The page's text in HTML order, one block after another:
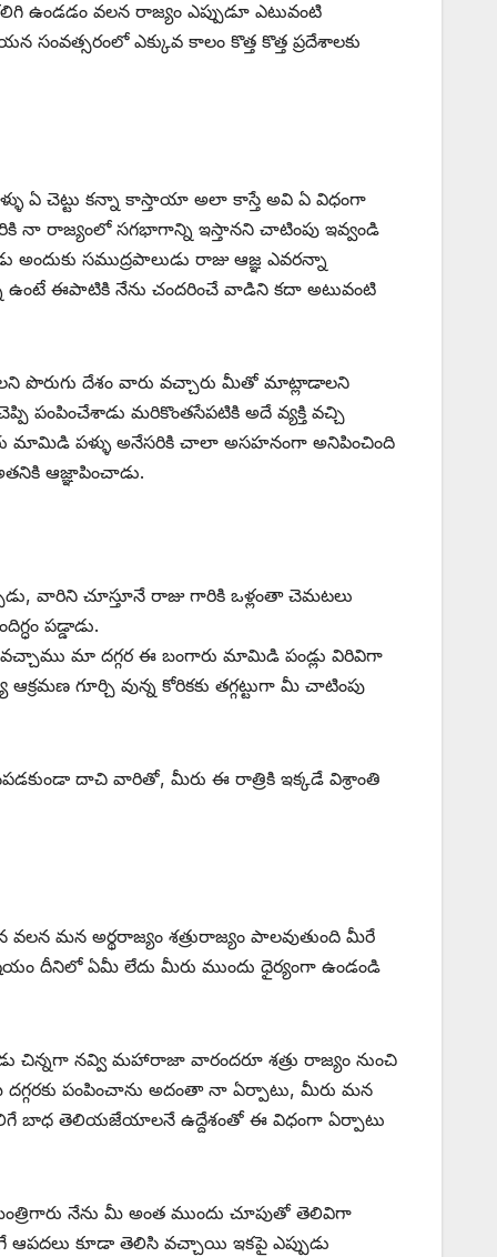
ఉండడం వలన రాజ్యం ఎప్పుడూ ఎటువంటి
సంవత్సరంలో ఎక్కువ కాలం కొత్త కొత్త ప్రదేశాలకు
ఏ చెట్టు కన్నా కాస్తాయా అలా కాస్తే అవి ఏ విధంగా
నా రాజ్యంలో సగభాగాన్ని ఇస్తానని చాటింపు ఇవ్వండి
సముద్రపాలుడు రాజు ఆజ్ఞ ఎవరన్నా
ఉంటే ఈపాటికి నేను చందరించే వాడిని కదా అటువంటి
పొరుగు దేశం వారు వచ్చారు మీతో మాట్లాడాలని
పంపించేశాడు మరికొంతసేపటికి అదే వ్యక్తి వచ్చి
మామిడి పళ్ళు అనేసరికి చాలా అసహనంగా అనిపించింది
ఆజ్ఞాపించాడు.
వారిని చూస్తూనే రాజు గారికి ఒళ్లంతా చెమటలు
పడ్డాడు.
వచ్చాము మా దగ్గర ఈ బంగారు మామిడి పండ్లు విరివిగా
గూర్చి వున్న కోరికకు తగ్గట్టుగా మీ చాటింపు
దాచి వారితో, మీరు ఈ రాత్రికి ఇక్కడే విశ్రాంతి
మన అర్థరాజ్యం శత్రురాజ్యం పాలవుతుంది మీరే
దీనిలో ఏమీ లేదు మీరు ముందు ధైర్యంగా ఉండండి
చిన్నగా నవ్వి మహారాజా వారందరూ శత్రు రాజ్యం నుంచి
పంపించాను అదంతా నా ఏర్పాటు, మీరు మన
బాధ తెలియజేయాలనే ఉద్దేశంతో ఈ విధంగా ఏర్పాటు
నేను మీ అంత ముందు చూపుతో తెలివిగా
కూడా తెలిసి వచ్చాయి ఇకపై ఎప్పుడు